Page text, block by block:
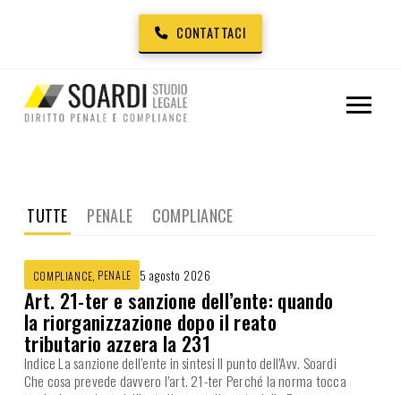
CONTATTACI
TUTTE PENALE COMPLIANCE
COMPLIANCE, PENALE 5 agosto 2026
Art. 21-ter e sanzione dell’ente: quando
la riorganizzazione dopo il reato
tributario azzera la 231
Indice La sanzione dell’ente in sintesi Il punto dell’Avv. Soardi
Che cosa prevede davvero l’art. 21-ter Perché la norma tocca